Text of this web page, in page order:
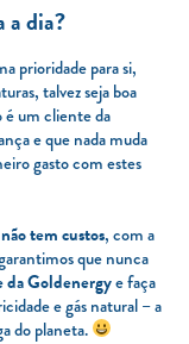
a dia?
prioridade para si,
talvez seja boa
é um cliente da
e que nada muda
gasto com estes
tem custos, com a
que nunca
da Goldenergye faça
e gás natural – a
do planeta.